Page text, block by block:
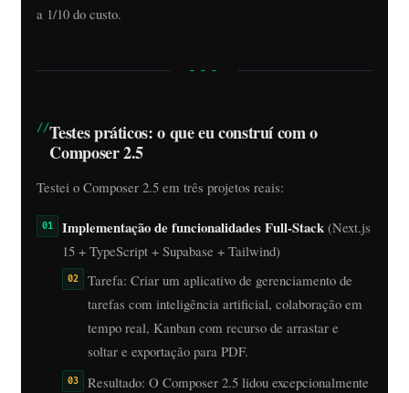
a 1/10 do custo.
Testes práticos: o que eu construí com o
Composer 2.5
Testei o Composer 2.5 em três projetos reais:
Implementação de funcionalidades Full-Stack (Next.js
15 + TypeScript + Supabase + Tailwind)
Tarefa: Criar um aplicativo de gerenciamento de
tarefas com inteligência artificial, colaboração em
tempo real, Kanban com recurso de arrastar e
soltar e exportação para PDF.
Resultado: O Composer 2.5 lidou excepcionalmente